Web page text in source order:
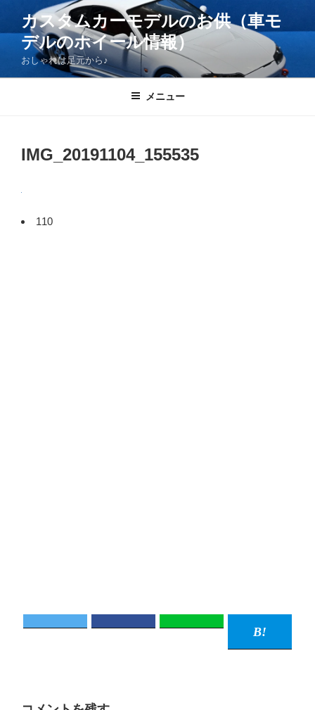
ツ
カスタムカーモデルのお供（車モ
デルのホイール情報）
おしゃれは足元から♪
メニュー
IMG_20191104_155535
110